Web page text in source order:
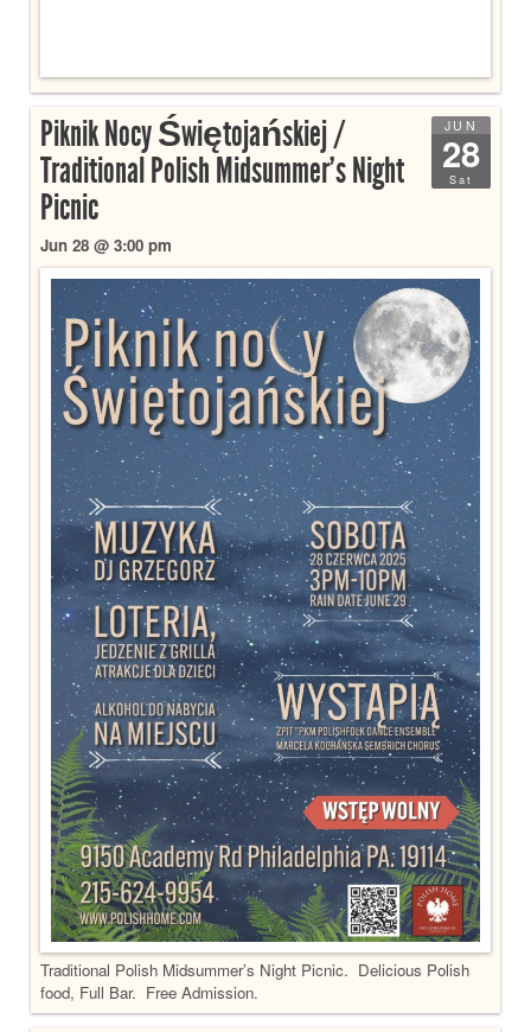
JUN
28
Sat
Piknik Nocy Świętojańskiej /
Traditional Polish Midsummer’s Night
Picnic
Jun 28 @ 3:00 pm
Traditional Polish Midsummer’s Night Picnic. Delicious Polish
food, Full Bar. Free Admission.